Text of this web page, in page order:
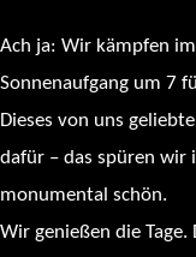
Ach ja: Wir kämpfen
Sonnenaufgang um 7
Dieses von uns
dafür – das spüren wir
monumental schön.
Wir genießen die Tage.